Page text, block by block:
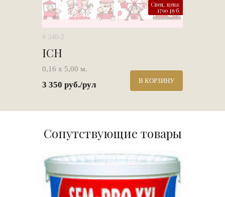
Спец. цена:
1790 руб.
# 240-2
ICH
0,16 х 5,00 м.
3 350 руб./рул В КОРЗИНУ
Сопутствующие товары